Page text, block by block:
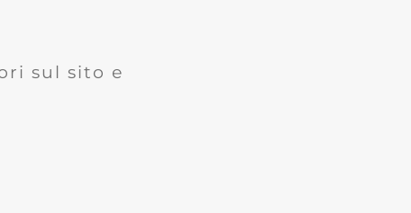
sul sito e